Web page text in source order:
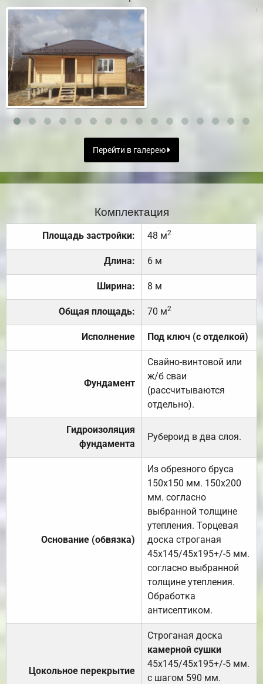
Перейти в галерею
Комплектация
Площадь застройки: 48 м2
Длина: 6 м
Ширина: 8 м
Общая площадь: 70 м2
Исполнение Под ключ (с отделкой)
Фундамент
Свайно-винтовой или
ж/б сваи
(рассчитываются
отдельно).
Гидроизоляция
фундамента
Рубероид в два слоя.
Основание (обвязка)
Из обрезного бруса
150х150 мм. 150х200
мм. согласно
выбранной толщине
утепления. Торцевая
доска строганая
45х145/45х195+/-5 мм.
согласно выбранной
толщине утепления.
Обработка
антисептиком.
Цокольное перекрытие
Строганая доска
камерной сушки
45х145/45х195+/-5 мм.
с шагом 590 мм.